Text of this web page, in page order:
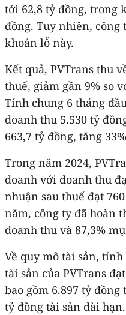
tới 62,8 tỷ đồng, trong
đồng. Tuy nhiên,
khoản lỗ này.
Kết quả, PVTrans thu
thuế, giảm gần 9% so
Tính chung 6 tháng
doanh thu 5.530 tỷ
663,7 tỷ đồng, tăng
Trong năm 2024,
doanh với doanh thu
nhuận sau thuế đạt
năm, công ty đã hoàn
doanh thu và 87,3%
Về quy mô tài sản,
tài sản của PVTrans
bao gồm 6.897 tỷ đồng
tỷ đồng tài sản dài